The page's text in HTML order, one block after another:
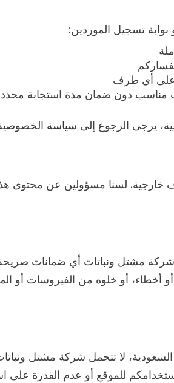
تسجيل الموردين:
على أي طرف
دون ضمان مدة استجابة
يرجى الرجوع إلى سياسة
خارجية. لسنا مسؤولين عن محتوى
شركة مشتل ونباتات أي ضمانات
أخطاء، أو خلوه من الفيروسات أو
لا تتحمل شركة مشتل
للموقع أو عدم القدرة على